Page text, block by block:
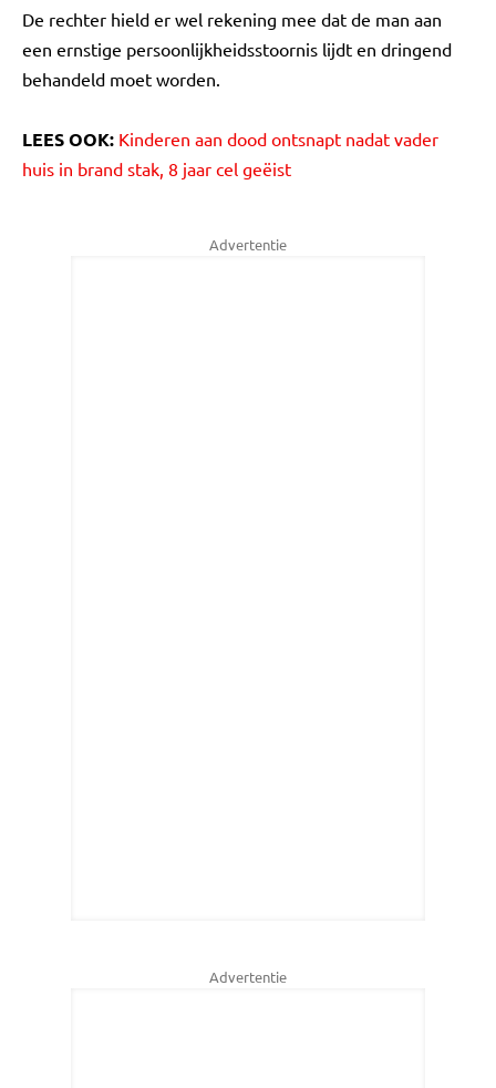
De rechter hield er wel rekening mee dat de man aan
een ernstige persoonlijkheidsstoornis lijdt en dringend
behandeld moet worden.
LEES OOK: Kinderen aan dood ontsnapt nadat vader
huis in brand stak, 8 jaar cel geëist
Advertentie
Advertentie